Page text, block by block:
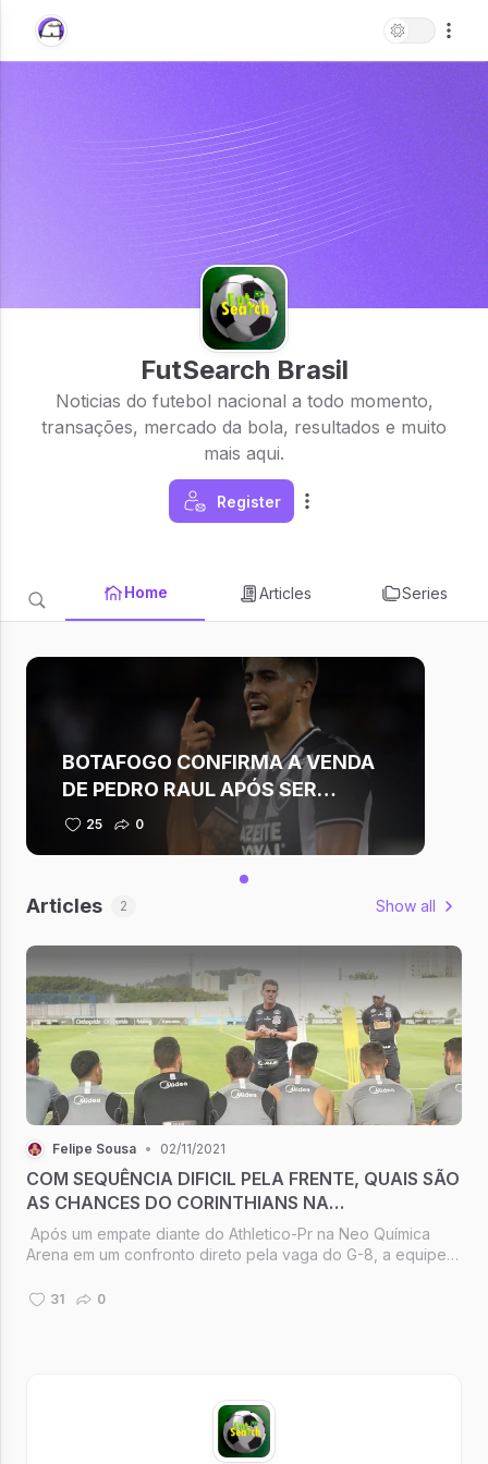
FutSearch Brasil
Noticias do futebol nacional a todo momento,
transações, mercado da bola, resultados e muito
mais aqui.
Register
Home Articles Series
BOTAFOGO CONFIRMA A VENDA
DE PEDRO RAUL APÓS SER
REBAIXADO PARA A SÉRIE B!
25 0
Articles 2 Show all
Felipe Sousa • 02/11/2021
COM SEQUÊNCIA DIFICIL PELA FRENTE, QUAIS SÃO
AS CHANCES DO CORINTHIANS NA
LIBERTADORES?
Após um empate diante do Athletico-Pr na Neo Química
Arena em um confronto direto pela vaga do G-8, a equipe
seguintes jogos do Campeonato Brasileiro sendo o próximo
31 0